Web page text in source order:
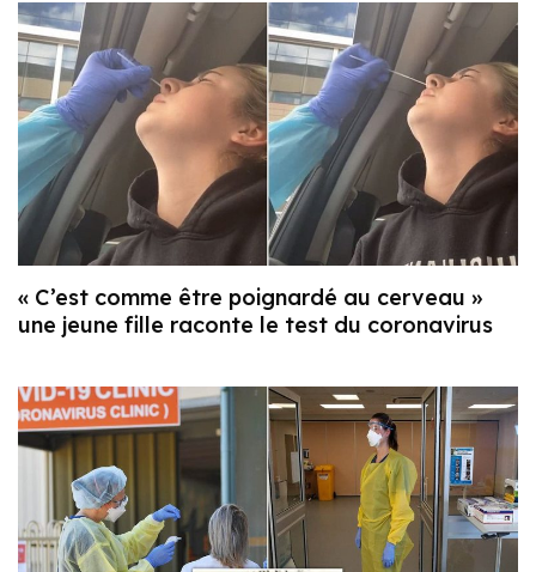
« C’est comme être poignardé au cerveau »
une jeune fille raconte le test du coronavirus